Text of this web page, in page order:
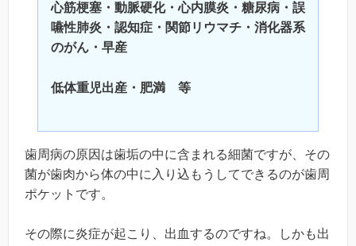
心筋梗塞・動脈硬化・心内膜炎・糖尿病・誤
嚥性肺炎・認知症・関節リウマチ・消化器系
のがん・早産
低体重児出産・肥満 等
歯周病の原因は歯垢の中に含まれる細菌ですが、その
菌が歯肉から体の中に入り込もうしてできるのが歯周
ポケットです。
その際に炎症が起こり、出血するのですね。しかも出